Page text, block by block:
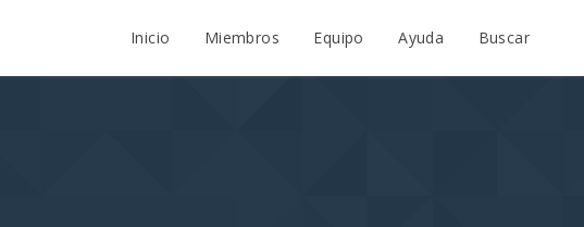
Inicio Miembros Equipo Ayuda Buscar